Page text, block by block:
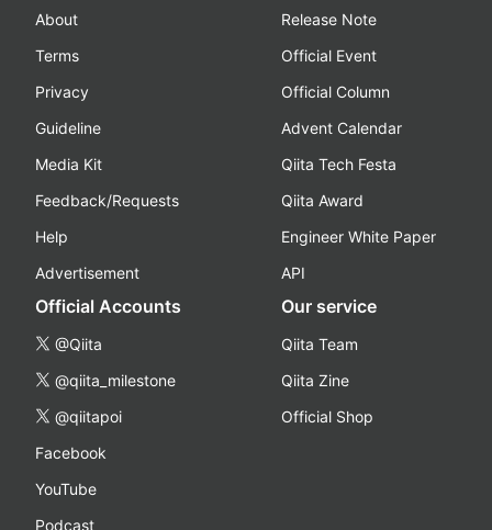
About
Terms
Privacy
Guideline
Media Kit
Feedback/Requests
Help
Advertisement
Release Note
Official Event
Official Column
Advent Calendar
Qiita Tech Festa
Qiita Award
Engineer White Paper
API
Official Accounts
@Qiita
@qiita_milestone
@qiitapoi
Facebook
YouTube
Podcast
Our service
Qiita Team
Qiita Zine
Official Shop